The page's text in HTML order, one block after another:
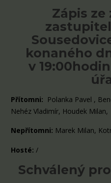
Zápis ze
konaného
v
Přítomni: Polanka Pavel ,
Nehéz Vladimír, Houdek Milan,
Nepřítomni: Marek Milan,
Hosté: /
Schválený